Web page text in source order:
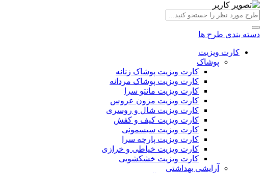
دسته بندی طرح ها
کارت ویزیت
پوشاک
کارت ویزیت پوشاک زنانه
کارت ویزیت پوشاک مردانه
کارت ویزیت مانتو سرا
کارت ویزیت مزون عروس
کارت ویزیت شال و روسری
کارت ویزیت کیف و کفش
کارت ویزیت سیسمونی
کارت ویزیت پارچه سرا
کارت ویزیت خیاطی و خرازی
کارت ویزیت خشکشویی
آرایشی بهداشتی